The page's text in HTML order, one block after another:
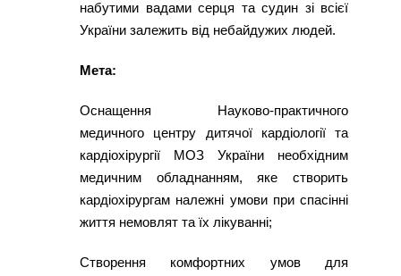
набутими вадами серця та судин зі всієї
України залежить від небайдужих людей.
Мета:
Оснащення Науково-практичного
медичного центру дитячої кардіології та
кардіохірургії МОЗ України необхідним
медичним обладнанням, яке створить
кардіохірургам належні умови при спасінні
життя немовлят та їх лікуванні;
Створення комфортних умов для